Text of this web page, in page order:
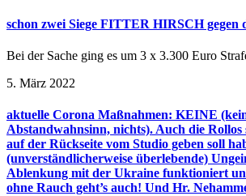
schon zwei Siege FITTER HIRSCH
Bei der Sache ging es um 3 x 3.300 Euro
5. März 2022
aktuelle Corona Maßnahmen: KEINE
Abstandwahnsinn, nichts). Auch die
auf der Rückseite vom Studio geben soll
(unverständlicherweise überlebende)
Ablenkung mit der Ukraine funktioniert
ohne Rauch geht’s auch! Und Hr.